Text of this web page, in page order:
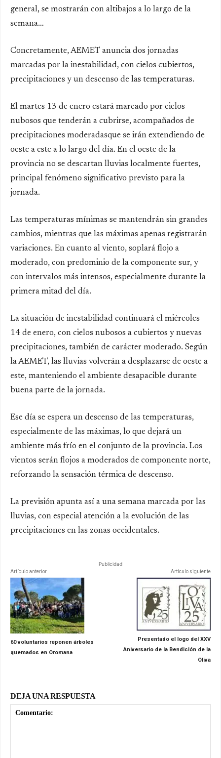
general, se mostrarán con altibajos a lo largo de la
semana…
Concretamente,AEMET anuncia dos jornadas
marcadas por la inestabilidad, con cielos cubiertos,
precipitaciones y un descenso de las temperaturas.
El martes 13 de enero estará marcado por cielos
nubosos que tenderán a cubrirse, acompañados de
precipitaciones moderadasque se irán extendiendo de
oeste a este a lo largo del día. En el oeste de la
provincia no se descartan lluvias localmente fuertes,
principal fenómeno significativo previsto para la
jornada.
Las temperaturas mínimas se mantendrán sin grandes
cambios, mientras que las máximas apenas registrarán
variaciones. En cuanto al viento, soplará flojo a
moderado, con predominio de la componente sur, y
con intervalos más intensos, especialmente durante la
primera mitad del día.
La situación de inestabilidad continuará el miércoles
14 de enero, con cielos nubosos a cubiertos y nuevas
precipitaciones, también de carácter moderado. Según
laAEMET, las lluvias volverán a desplazarse de oeste a
este, manteniendo el ambiente desapacible durante
buena parte de la jornada.
Ese día se espera un descenso de las temperaturas,
especialmente de las máximas, lo que dejará un
ambiente más frío en el conjunto de la provincia. Los
vientos serán flojos a moderados de componente norte,
reforzando la sensación térmica de descenso.
La previsión apunta así a una semana marcada por las
lluvias, con especial atención a la evolución de las
precipitaciones en las zonas occidentales.
Publicidad
Artículo anterior
60 voluntarios reponen árboles
quemados en Oromana
Artículo siguiente
Presentado el logo del XXV
Aniversario de la Bendición de la
Oliva
DEJA UNA RESPUESTA